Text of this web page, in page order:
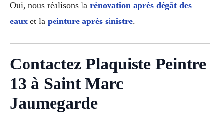
Oui, nous réalisons la rénovation après dégât des
eaux et la peinture après sinistre.
Contactez Plaquiste Peintre
13 à Saint Marc
Jaumegarde